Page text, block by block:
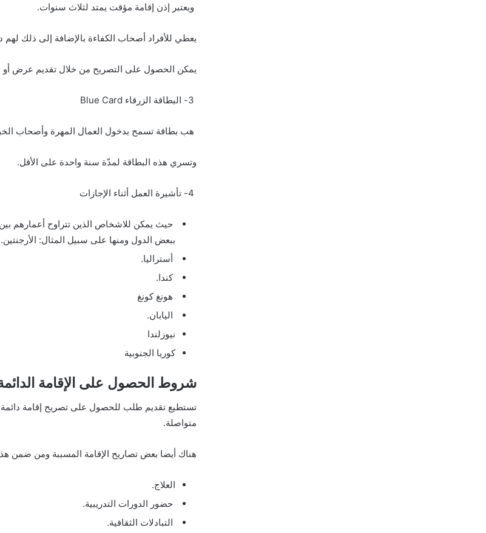
ويعتبر إذن إقامة مؤقت يمتد لثلاث سنوات.
يعطي للأفراد أصحاب الكفاءة بالإضافة إلى ذلك
يمكن الحصول على التصريح من خلال تقديم عرض
هب بطاقة تسمح بدخول العمال المهرة وأصحاب
وتسري هذه البطاقة لمدّة سنة واحدة على الأقل.
ببعض الدول ومنها على سبيل المثال: الأرجنتين.
أستراليا.
كندا.
هونغ كونغ
اليابان.
نيوزلندا
كوريا الجنوبية
شروط الحصول على الإقامة
تستطيع تقديم طلب للحصول على تصريح إقامة
متواصلة.
هناك أيضا بعض تصاريح الإقامة المسببة ومن ضمن
العلاج.
حضور الدورات التدريبية.
التبادلات الثقافية.